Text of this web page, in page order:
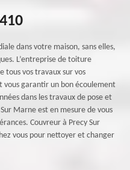
dans votre maison, sans elles,
L’entreprise de toiture
tous vos travaux sur vos
garantir un bon écoulement
dans les travaux de pose et
Marne est en mesure de vous
Couvreur à Precy Sur
vous pour nettoyer et changer